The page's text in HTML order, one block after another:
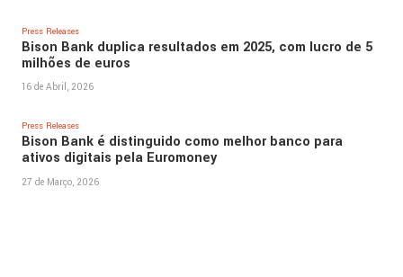
Press Releases
Bison Bank duplica resultados em 2025, com lucro de 5
milhões de euros
16 de Abril, 2026
Press Releases
Bison Bank é distinguido como melhor banco para
ativos digitais pela Euromoney
27 de Março, 2026